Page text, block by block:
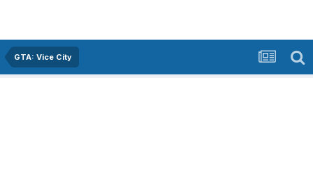
GTA: Vice City